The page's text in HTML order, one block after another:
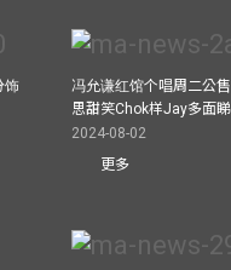
饰
冯允谦红馆个唱周二公
思甜笑Chok样Jay多面睇
2024-08-02
更多